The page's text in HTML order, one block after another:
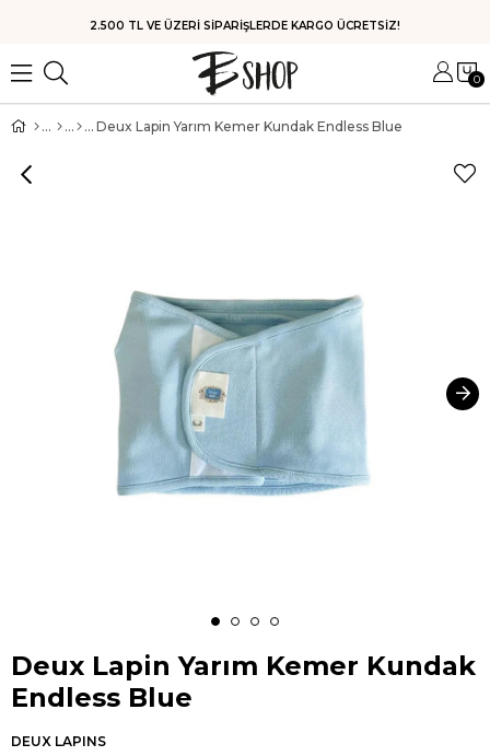
HIZLI KARGO
0
Deux Lapin Yarım Kemer Kundak Endless Blue
Deux Lapin Yarım Kemer Kundak
Endless Blue
DEUX LAPINS